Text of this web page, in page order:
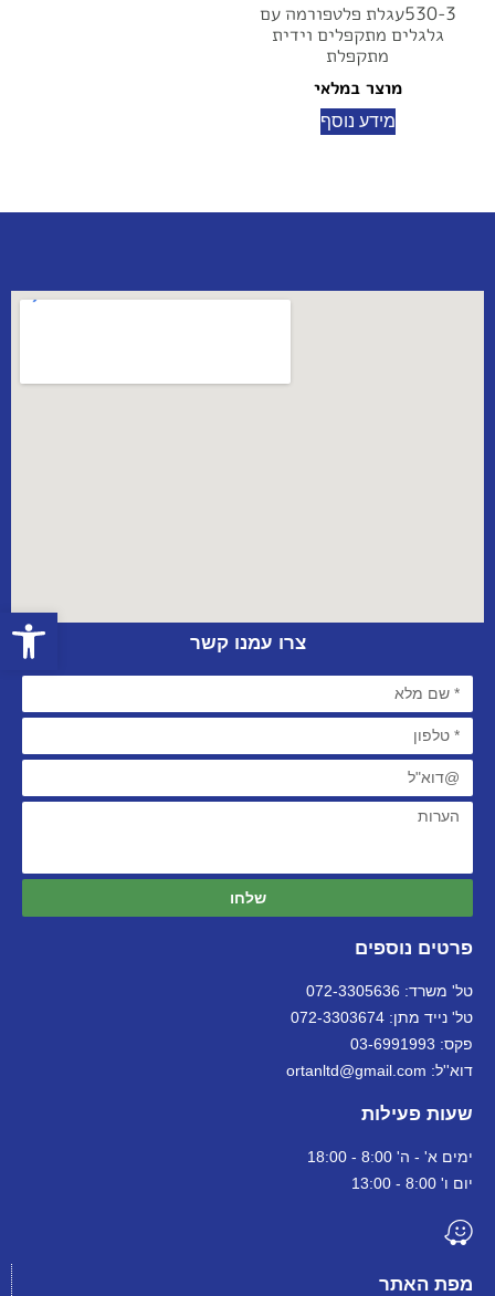
530-3עגלת פלטפורמה עם
גלגלים מתקפלים וידית
מתקפלת
מוצר במלאי
מידע נוסף
מפת האתר
פרטים נוספים
טל' משרד: 072-3305636
טל' נייד מתן: 072-3303674
פקס: 03-6991993
דוא''ל: ortanltd@gmail.com
שעות פעילות
ימים א' - ה' 8:00 - 18:00
יום ו' 8:00 - 13:00
צרו עמנו קשר
שלחו
פתח